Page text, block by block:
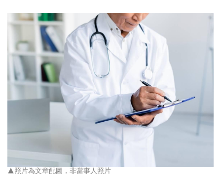
▲照片為文章配圖，非當事人照片